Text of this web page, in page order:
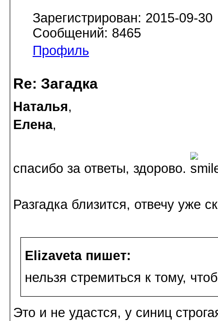
Зарегистрирован: 2015-09-30
Сообщений: 8465
Профиль
Re: Загадка
Наталья,
Елена,
спасибо за ответы, здорово.
Разгадка близится, отвечу уже
Elizaveta пишет:
нельзя стремиться к тому,
Это и не удастся, у синиц